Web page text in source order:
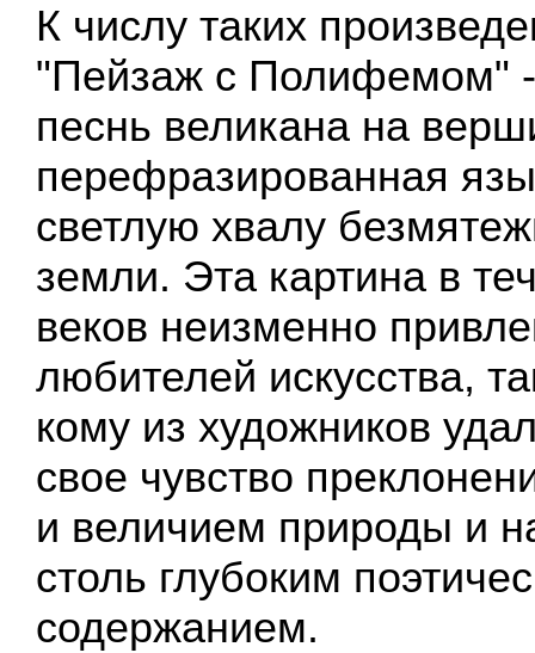
К числу таких
"Пейзаж с Полифемом"
песнь великана на
перефразированная
светлую хвалу
земли. Эта картина в
веков неизменно
любителей искусства,
кому из художников
свое чувство
и величием природы и
столь глубоким
содержанием.